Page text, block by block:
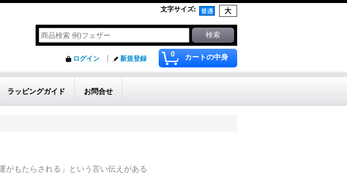
文字サイズ:
0 カートの中身
ログイン 新規登録
ラッピングガイド お問合せ
がもたらされる」という言い伝えがある